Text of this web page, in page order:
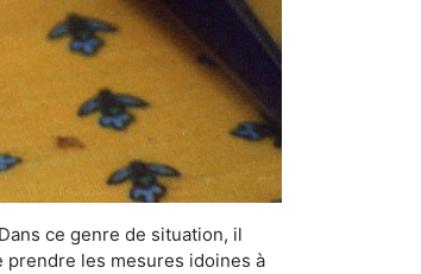
ce genre de situation, il
prendre les mesures idoines à